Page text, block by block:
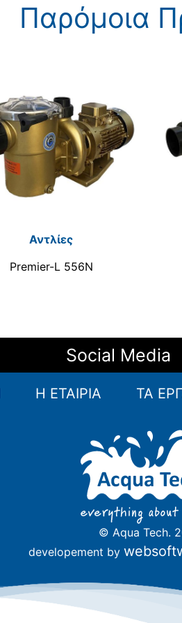
Παρόμοια
Αντλίες
Premier-L 556N
Social Media
Η ΕΤΑΙΡΙΑ ΤΑ
© Aqua Tech.
developement by